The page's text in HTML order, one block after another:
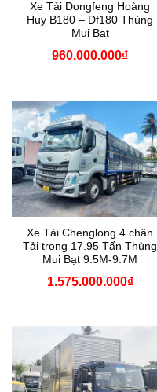
Xe Tải Dongfeng Hoàng
Huy B180 – Df180 Thùng
Mui Bạt
960.000.000₫
Xe Tải Chenglong 4 chân
Tải trọng 17.95 Tấn Thùng
Mui Bạt 9.5M-9.7M
1.575.000.000₫